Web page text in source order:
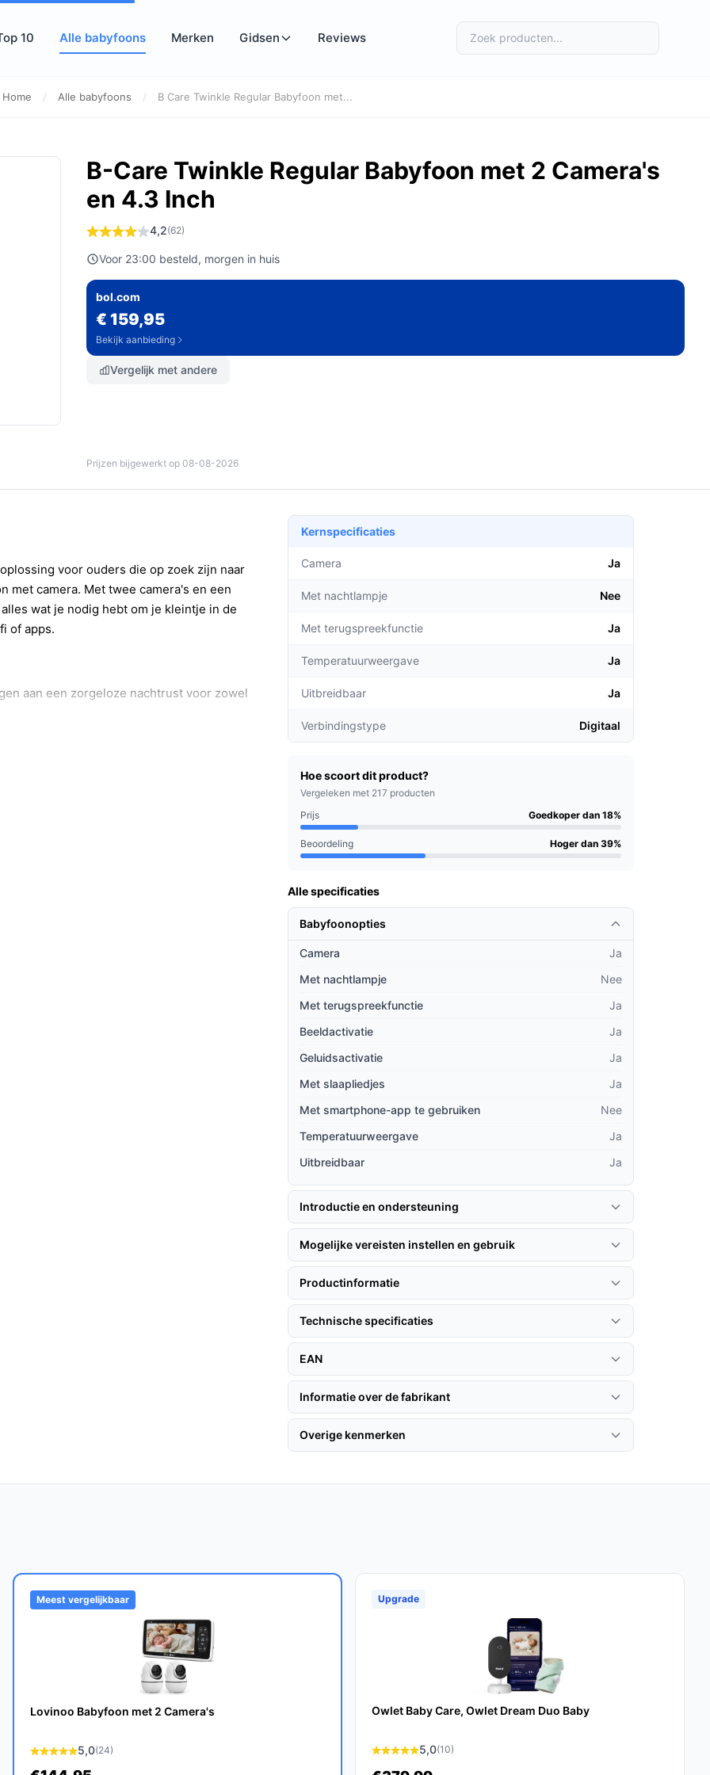
10 Alle babyfoons Merken Gidsen Reviews
Home / Alle babyfoons / B Care Twinkle Regular Babyfoon met...
B-Care Twinkle Regular Babyfoon met 2 Camera's
en 4.3 Inch
4,2(62)
Voor 23:00 besteld, morgen in huis
bol.com
€ 159,95
Bekijk aanbieding
Vergelijk met andere
Prijzen bijgewerkt op 08-08-2026
voor ouders die op zoek zijn naar
met camera. Met twee camera's en een
wat je nodig hebt om je kleintje in de
of apps.
aan een zorgeloze nachtrust voor zowel
Regular babyfoon jarenlang meegaan,
met meerdere kinderen, dankzij de
de gebruiksvriendelijke installatie
bespaart.
Kernspecificaties
Camera Ja
Met nachtlampje Nee
Met terugspreekfunctie Ja
Temperatuurweergave Ja
Uitbreidbaar Ja
Verbindingstype Digitaal
Hoe scoort dit product?
Vergeleken met 217 producten
Prijs
Goedkoper dan 18%
Beoordeling Hoger dan 39%
Alle specificaties
Babyfoonopties
Camera
Ja
Met nachtlampje
Nee
Met terugspreekfunctie
Ja
Beeldactivatie
Ja
Geluidsactivatie
Ja
Met slaapliedjes
Ja
Met smartphone-app te gebruiken
Nee
Temperatuurweergave
Ja
Uitbreidbaar
Ja
Introductie en ondersteuning
Mogelijke vereisten instellen en gebruik
Productinformatie
Technische specificaties
EAN
Informatie over de fabrikant
Overige kenmerken
Meest vergelijkbaar
Lovinoo Babyfoon met 2 Camera's
5,0(24)
Upgrade
Owlet Baby Care, Owlet Dream Duo Baby
5,0(10)